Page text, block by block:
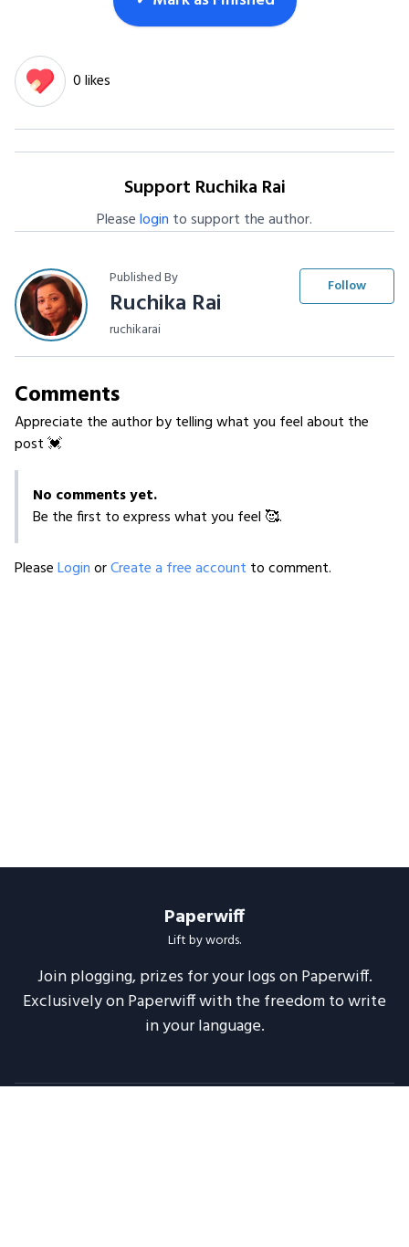
0 likes
Support Ruchika Rai
Pleaselogin to support the author.
Published By
Ruchika Rai
ruchikarai
Follow
Comments
Appreciate the author by telling what you feel about the
post 💓
No comments yet.
Be the first to express what you feel 🥰.
PleaseLoginorCreate a free account to comment.
Paperwiff
Lift by words.
Join plogging, prizes for your logs on Paperwiff.
Exclusively on Paperwiff with the freedom to write
in your language.